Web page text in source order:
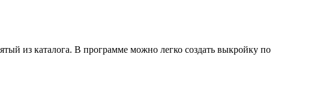
из каталога. В программе можно легко создать выкройку по